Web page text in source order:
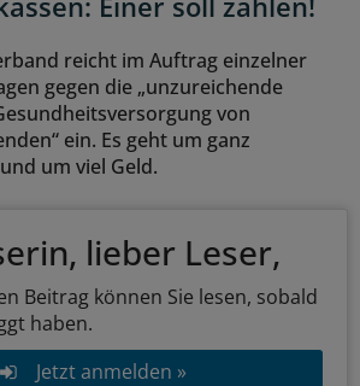
reicht im Auftrag einzelner
gegen die „unzureichende
von
ein. Es geht um ganz
um viel Geld.
lieber Leser,
Beitrag können Sie lesen, sobald
haben.
Jetzt anmelden »